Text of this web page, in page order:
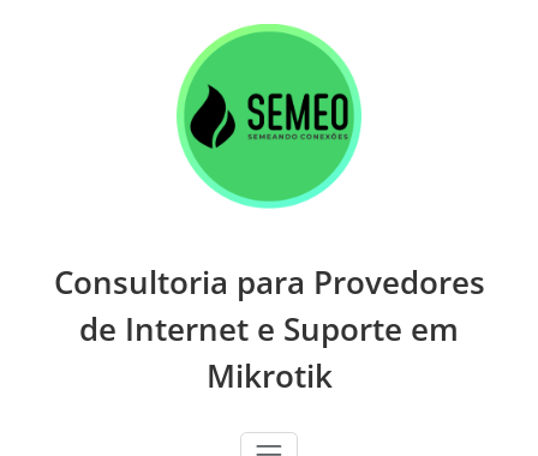
Consultoria para Provedores
de Internet e Suporte em
Mikrotik